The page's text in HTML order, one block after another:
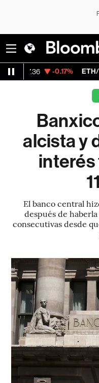
-0.17% ETH/USD
alcista y
interés
El banco central
después de
consecutivas desde